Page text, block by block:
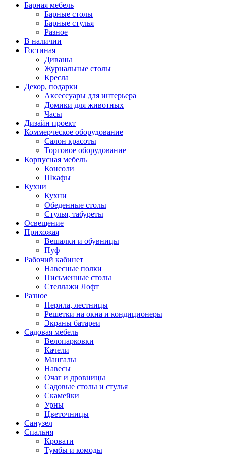
Барная мебель
Барные столы
Барные стулья
Разное
В наличии
Гостиная
Диваны
Журнальные столы
Кресла
Декор, подарки
Аксессуары для интерьера
Домики для животных
Часы
Дизайн проект
Коммерческое оборудование
Салон красоты
Торговое оборудование
Корпусная мебель
Консоли
Шкафы
Кухни
Кухни
Обеденные столы
Стулья, табуреты
Освещение
Прихожая
Вешалки и обувницы
Пуф
Рабочий кабинет
Навесные полки
Письменные столы
Стеллажи Лофт
Разное
Перила, лестницы
Решетки на окна и кондиционеры
Экраны батареи
Садовая мебель
Велопарковки
Качели
Мангалы
Навесы
Очаг и дровницы
Садовые столы и стулья
Скамейки
Урны
Цветочницы
Санузел
Спальня
Кровати
Тумбы и комоды